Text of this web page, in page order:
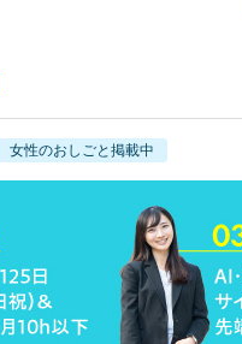
女性のおしごと掲載中